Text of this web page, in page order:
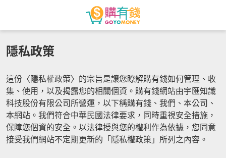
隱私政策
這份〈隱私權政策〉的宗旨是讓您瞭解購有錢如何管理、收
集、使用，以及揭露您的相關個資。購有錢網站由宇匯知識
科技股份有限公司所營運，以下稱購有錢、我們、本公司、
本網站。我們符合中華民國法律要求，同時重視安全措施，
保障您個資的安全。以法律授與您的權利作為依據，您同意
接受我們網站不定期更新的「隱私權政策」所列之內容。